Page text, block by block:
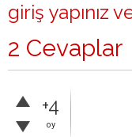
giriş yapınız
2 Cevaplar
+4
oy